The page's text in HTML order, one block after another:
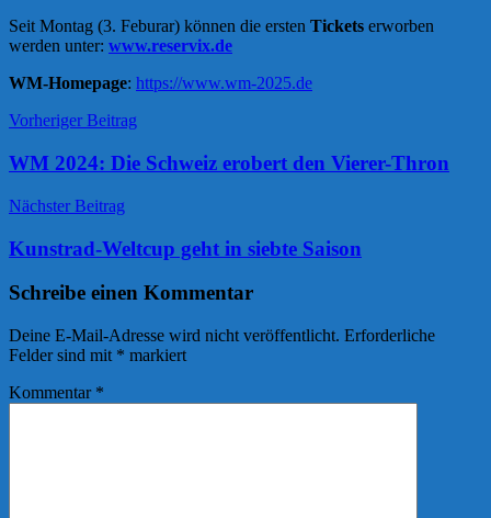
Seit Montag (3. Feburar) können die ersten Tickets erworben
werden unter: www.reservix.de
WM-Homepage: https://www.wm-2025.de
News
Beitrags-
Navigation
Vorheriger Beitrag
WM 2024: Die Schweiz erobert den Vierer-Thron
Nächster Beitrag
Kunstrad-Weltcup geht in siebte Saison
Schreibe einen Kommentar
Deine E-Mail-Adresse wird nicht veröffentlicht. Erforderliche
Felder sind mit * markiert
Kommentar *